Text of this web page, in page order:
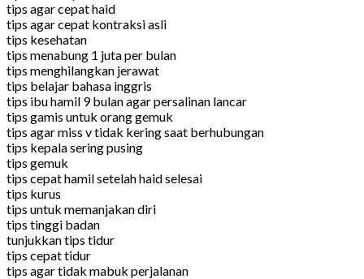
tips agar cepat haid
tips agar cepat kontraksi asli
tips kesehatan
tips menabung 1 juta per bulan
tips menghilangkan jerawat
tips belajar bahasa inggris
tips ibu hamil 9 bulan agar persalinan lancar
tips gamis untuk orang gemuk
tips agar miss v tidak kering saat berhubungan
tips kepala sering pusing
tips gemuk
tips cepat hamil setelah haid selesai
tips kurus
tips untuk memanjakan diri
tips tinggi badan
tunjukkan tips tidur
tips cepat tidur
tips agar tidak mabuk perjalanan